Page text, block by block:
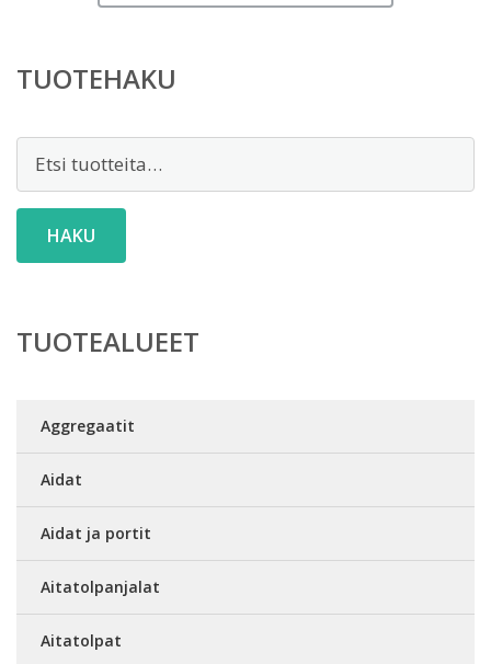
TUOTEHAKU
Etsi:
HAKU
TUOTEALUEET
Aggregaatit
Aidat
Aidat ja portit
Aitatolpanjalat
Aitatolpat